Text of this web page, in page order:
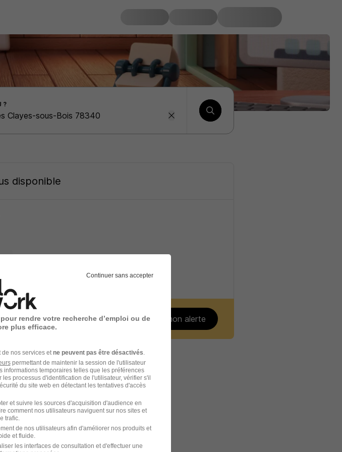
?
disponible
! Créer mon alerte
Emploi Rambouillet
Emploi Poissy
Continuer sans accepter
rendre votre recherche d’emploi ou de
plus efficace.
nos services et ne peuvent pas être désactivés
permettant de maintenir la session de l'utilisateur
informations temporaires telles que les préférences
processus d'identification de l'utilisateur, vérifier s'il
du site web en détectant les tentatives d'accès
et suivre les sources d'acquisition d'audience en
comment nos utilisateurs naviguent sur nos sites et
trafic.
de nos utilisateurs afin d'améliorer nos produits et
et fluide.
les interfaces de consultation et d'effectuer une